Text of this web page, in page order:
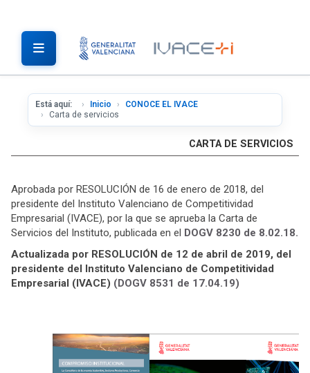
Está aquí: Inicio
CONOCE EL IVACE
Carta de servicios
CARTA DE SERVICIOS
Aprobada por RESOLUCIÓN de 16 de enero de 2018, del
presidente del Instituto Valenciano de Competitividad
Empresarial (IVACE), por la que se aprueba la Carta de
Servicios del Instituto, publicada en el DOGV 8230 de 8.02.18.
Actualizada por RESOLUCIÓN de 12 de abril de 2019, del
presidente del Instituto Valenciano de Competitividad
Empresarial (IVACE) (DOGV 8531 de 17.04.19)